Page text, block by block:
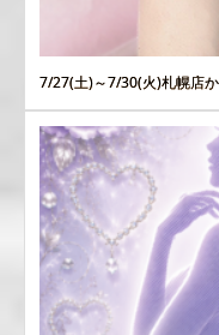
7/27(土)～7/30(火)札幌店